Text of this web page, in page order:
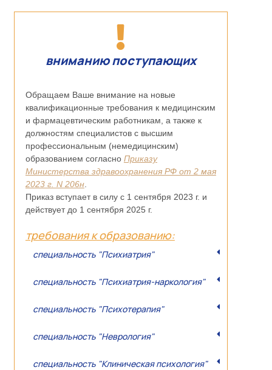
вниманию поступающих
Обращаем Ваше внимание на новые
квалификационные требования к медицинским
и фармацевтическим работникам, а также к
должностям специалистов с высшим
профессиональным (немедицинским)
образованием согласно Приказу
Министерства здравоохранения РФ от 2 мая
2023 г. N 206н.
Приказ вступает в силу с 1 сентября 2023 г. и
действует до 1 сентября 2025 г.
требования к образованию:
специальность "Психиатрия"
специальность "Психиатрия-наркология"
специальность "Психотерапия"
специальность "Неврология"
специальность "Клиническая психология"